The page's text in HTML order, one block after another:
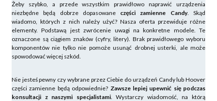
Żeby szybko, a przede wszystkim prawidłowo naprawić urządzenia
niezbędne będą dobrze dopasowane części zamienne Candy. Skąd
wiadomo, których z nich należy użyć? Nasza oferta przewiduje różne
elementy. Podstawą jest zwrócenie uwagi na konkretne modele. Te
oznaczone są ciągiem znaków (cyfry, litery). Brak prawidłowego wyboru
komponentów nie tylko nie pomoże usunąć drobnej usterki, ale może
spowodować więcej szkód.
Nie jesteś pewny czy wybrane przez Ciebie do urządzeń Candy lub Hoover
części zamienne będą odpowiednie? Zawsze lepiej upewnić się podczas
konsultacji z naszymi specjalistami. Wystarczy wiadomość, na którą